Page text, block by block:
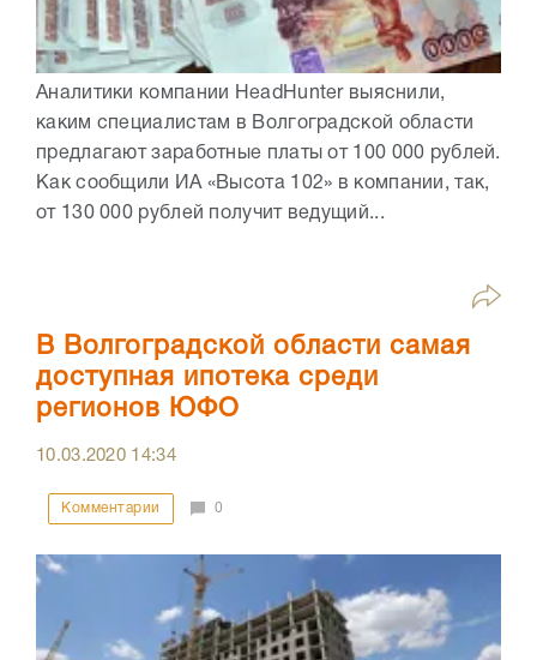
Аналитики компании HeadHunter выяснили,
каким специалистам в Волгоградской области
предлагают заработные платы от 100 000 рублей.
Как сообщили ИА «Высота 102» в компании, так,
от 130 000 рублей получит ведущий...
В Волгоградской области самая
доступная ипотека среди
регионов ЮФО
10.03.2020 14:34
Комментарии 0